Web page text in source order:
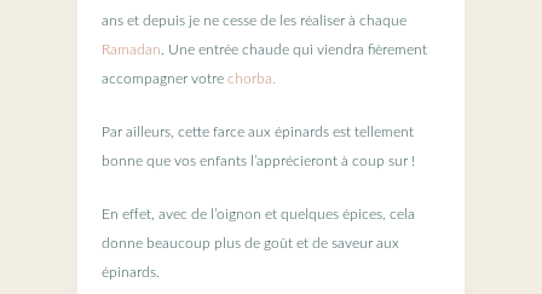
ans et depuis je ne cesse de les réaliser à chaque
Ramadan . Une entrée chaude qui viendra fièrement
accompagner votre chorba.
Par ailleurs, cette farce aux épinards est tellement
bonne que vos enfants l’apprécieront à coup sur !
En effet, avec de l’oignon et quelques épices, cela
donne beaucoup plus de goût et de saveur aux
épinards.